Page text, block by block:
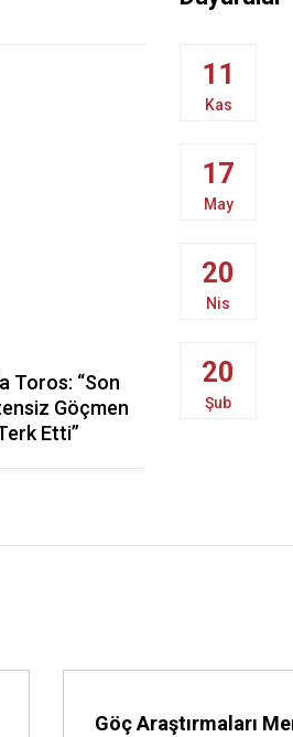
Toros: “Son
Göçmen
Etti”
11
Kas
17
May
20
Nis
20
Şub
Göç Araştırmaları